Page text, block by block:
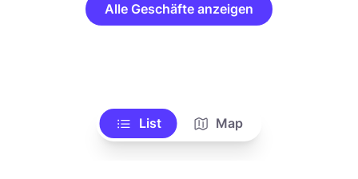
Alle Geschäfte anzeigen
List Map